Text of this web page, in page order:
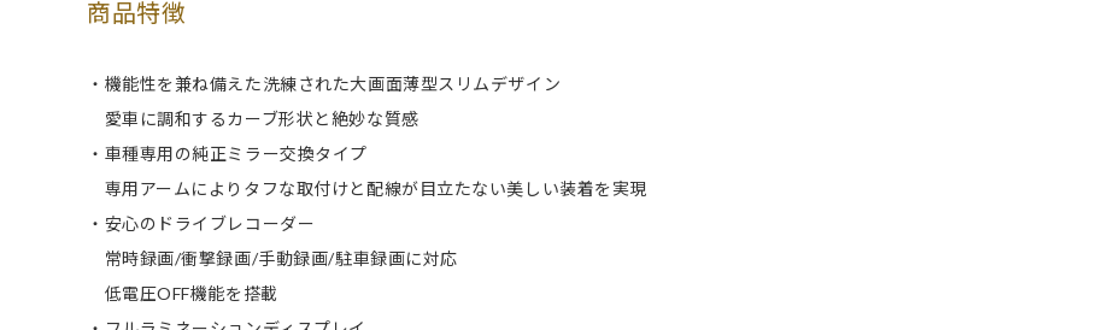
商品特徴
・機能性を兼ね備えた洗練された大画面薄型スリムデザイン
愛車に調和するカーブ形状と絶妙な質感
・車種専用の純正ミラー交換タイプ
専用アームによりタフな取付けと配線が目立たない美しい装着を実現
・安心のドライブレコーダー
常時録画/衝撃録画/手動録画/駐車録画に対応
低電圧OFF機能を搭載